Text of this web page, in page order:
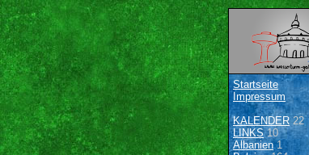
Startseite
Impressum
KALENDER22
LINKS10
Albanien1